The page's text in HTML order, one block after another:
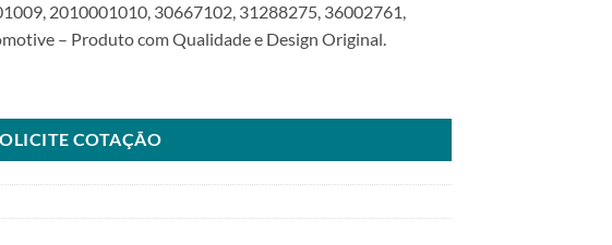
2010001010, 30667102, 31288275, 36002761,
– Produto com Qualidade e Design Original.
COTAÇÃO